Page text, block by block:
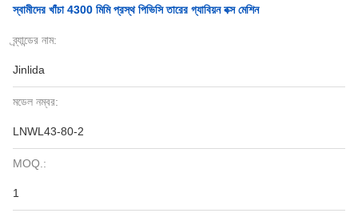
স্বামীদের খাঁচা 4300 মিমি প্রস্থ পিভিসি তারের গ্যাবিয়ন বক্স মেশিন
ব্র্যান্ডের নাম:
Jinlida
মডেল নম্বর:
LNWL43-80-2
MOQ.:
1